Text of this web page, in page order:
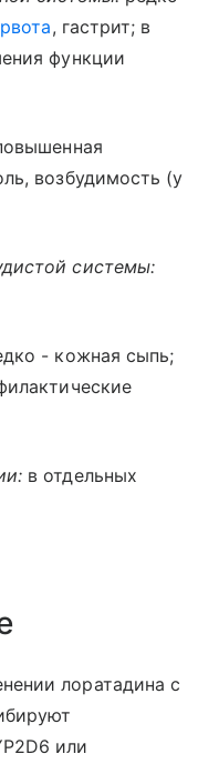
рвота, гастрит; в
функции
возбудимость (у
системы:
- кожная сыпь;
в отдельных
лоратадина с
или